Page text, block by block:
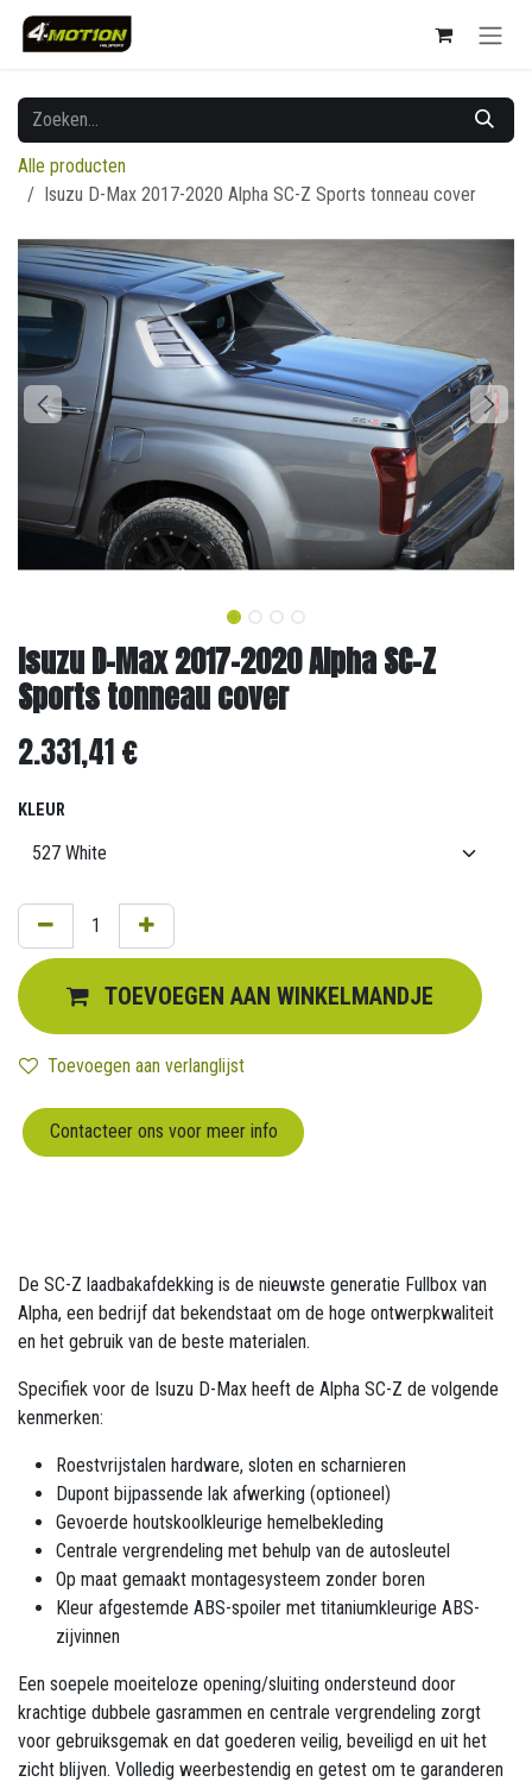
Overslaan naar inhoud
Alle producten
Isuzu D-Max 2017-2020 Alpha SC-Z Sports tonneau cover
Isuzu D-Max 2017-2020 Alpha SC-Z
Sports tonneau cover
2.331,41€
KLEUR
TOEVOEGEN AAN WINKELMANDJE
Toevoegen aan verlanglijst
Contacteer ons voor meer info
De SC-Z laadbakafdekking is de nieuwste generatie Fullbox van
Alpha, een bedrijf dat bekendstaat om de hoge ontwerpkwaliteit
en het gebruik van de beste materialen.
Specifiek voor de Isuzu D-Max heeft de Alpha SC-Z de volgende
kenmerken:
Roestvrijstalen hardware, sloten en scharnieren
Dupont bijpassende lak afwerking (optioneel)
Gevoerde houtskoolkleurige hemelbekleding
Centrale vergrendeling met behulp van de autosleutel
Op maat gemaakt montagesysteem zonder boren
Kleur afgestemde ABS-spoiler met titaniumkleurige ABS-
zijvinnen
Een soepele moeiteloze opening/sluiting ondersteund door
krachtige dubbele gasrammen en centrale vergrendeling zorgt
voor gebruiksgemak en dat goederen veilig, beveiligd en uit het
zicht blijven. Volledig weerbestendig en getest om te garanderen